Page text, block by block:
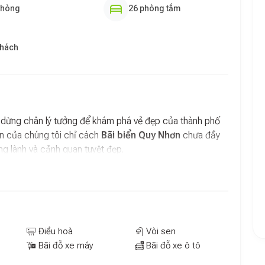
26 phòng tắm
chân lý tưởng để khám phá vẻ đẹp của thành phố
của chúng tôi chỉ cách Bãi biển Quy Nhơn chưa đầy
lành và cảnh quan tuyệt đẹp.
số căn còn có sân trong hoặc tầm nhìn ra thành
Điều hoà
Vòi sen
Bãi đỗ xe máy Bãi đỗ xe ô tô